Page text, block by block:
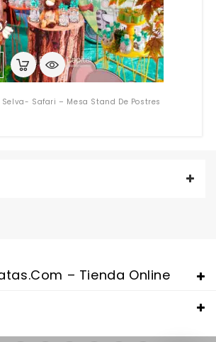
Safari – Mesa Stand De Postres
– Tienda Online